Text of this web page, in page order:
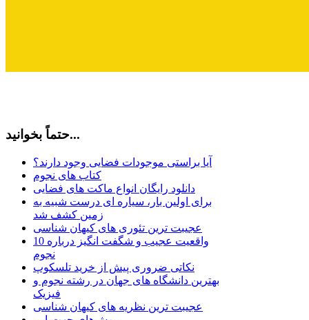
حتماً بخوانید...
آیا براستی موجودات فضایی وجود دارند؟
کتاب های نجوم
دانلود رایگان انواع ماکت های فضایی
برای اولین بار، سیاره ای درست شبیه به
زمین کشف شد
عجیبت ترین تئوری های کیهان شناسی
10 واقعیت عجیب و شگفت انگیز درباره
نجوم
نکاتی ضروری پیش از خرید تلسکوپ
بهترین دانشگاه های جهان در رشته نجوم و
فیزیک
عجیبت ترین نظریه های کیهان شناسی